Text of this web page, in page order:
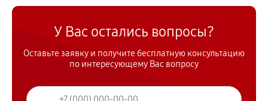
У Вас остались вопросы?
Оставьте заявку и получите бесплатную консультацию
по интересующему Вас вопросу